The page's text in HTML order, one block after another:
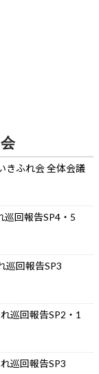
きふれ会 全体会議
巡回報告SP4・5
回報告SP3
巡回報告SP2・1
巡回報告SP3